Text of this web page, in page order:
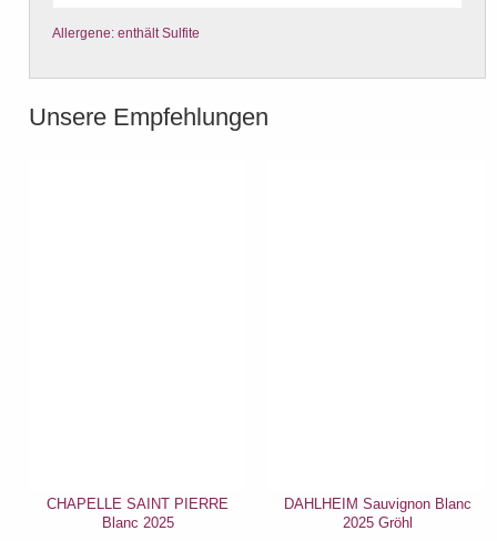
Allergene: enthält Sulfite
Unsere Empfehlungen
CHAPELLE SAINT PIERRE
Blanc 2025
DAHLHEIM Sauvignon Blanc
2025 Gröhl